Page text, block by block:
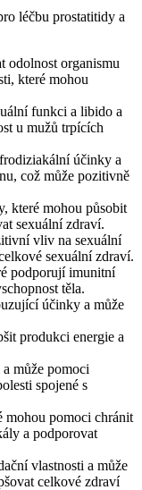
léčbu prostatitidy a
odolnost organismu
které mohou
funkci a libido a
u mužů trpících
účinky a
což může pozitivně
které mohou působit
sexuální zdraví.
vliv na sexuální
sexuální zdraví.
podporují imunitní
těla.
účinky a může
produkci energie a
může pomoci
spojené s
mohou pomoci chránit
a podporovat
vlastnosti a může
celkové zdraví